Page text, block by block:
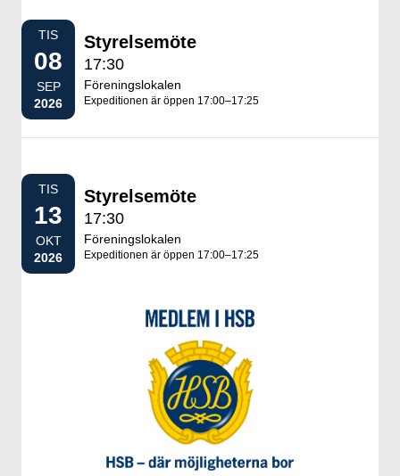
TIS
08
SEP
2026
Styrelsemöte
17:30
Föreningslokalen
Expeditionen är öppen 17:00–17:25
TIS
13
OKT
2026
Styrelsemöte
17:30
Föreningslokalen
Expeditionen är öppen 17:00–17:25